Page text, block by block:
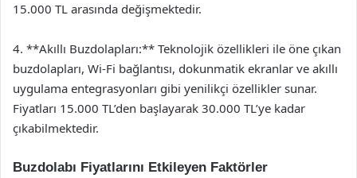
15.000 TL arasında değişmektedir.
4. **Akıllı Buzdolapları:** Teknolojik özellikleri ile öne çıkan
buzdolapları, Wi-Fi bağlantısı, dokunmatik ekranlar ve akıllı
uygulama entegrasyonları gibi yenilikçi özellikler sunar.
Fiyatları 15.000 TL’den başlayarak 30.000 TL’ye kadar
çıkabilmektedir.
Buzdolabı Fiyatlarını Etkileyen Faktörler